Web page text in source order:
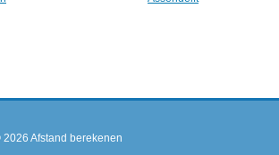
2026 Afstand berekenen